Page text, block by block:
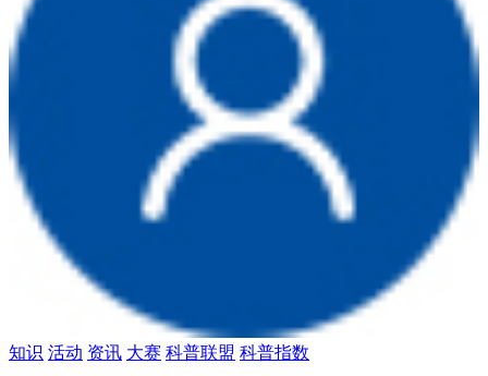
知识 活动 资讯 大赛 科普联盟 科普指数